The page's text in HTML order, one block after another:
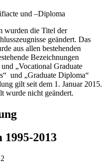
und –Diploma
wurden die Titel der
geändert. Das
aus allen bestehenden
Bezeichnungen
„Vocational Graduate
und „Graduate Diploma“
gilt seit dem 1. Januar 2015.
wurde nicht geändert.
1995-2013